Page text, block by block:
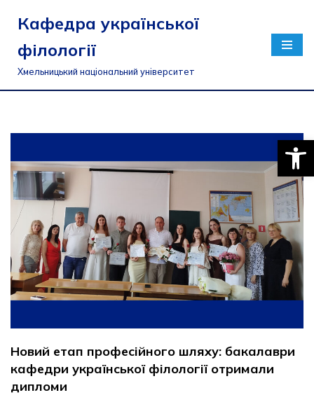
Перейти
до
вмісту
Кафедра української
філології
Хмельницький національний університет
Новий етап професійного шляху: бакалаври
кафедри української філології отримали
дипломи